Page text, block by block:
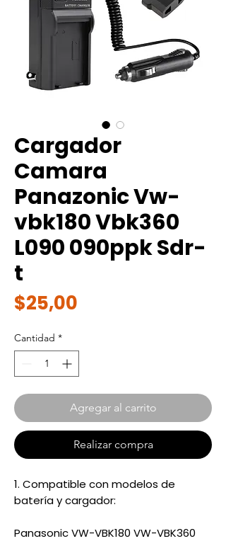
Cargador
Camara
Panazonic Vw-
vbk180 Vbk360
L090 090ppk Sdr-
t
$25,00
Cantidad *
Agregar al carrito
Realizar compra
1. Compatible con modelos de
batería y cargador:
Panasonic VW-VBK180 VW-VBK360